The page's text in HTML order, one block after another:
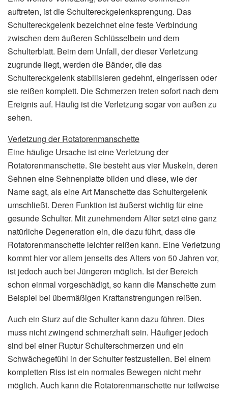
auftreten, ist die Schultereckgelenksprengung. Das
Schultereckgelenk bezeichnet eine feste Verbindung
zwischen dem äußeren Schlüsselbein und dem
Schulterblatt. Beim dem Unfall, der dieser Verletzung
zugrunde liegt, werden die Bänder, die das
Schultereckgelenk stabilisieren gedehnt, eingerissen oder
sie reißen komplett. Die Schmerzen treten sofort nach dem
Ereignis auf. Häufig ist die Verletzung sogar von außen zu
sehen.
Verletzung der Rotatorenmanschette
Eine häufige Ursache ist eine Verletzung der
Rotatorenmanschette. Sie besteht aus vier Muskeln, deren
Sehnen eine Sehnenplatte bilden und diese, wie der
Name sagt, als eine Art Manschette das Schultergelenk
umschließt. Deren Funktion ist äußerst wichtig für eine
gesunde Schulter. Mit zunehmendem Alter setzt eine ganz
natürliche Degeneration ein, die dazu führt, dass die
Rotatorenmanschette leichter reißen kann. Eine Verletzung
kommt hier vor allem jenseits des Alters von 50 Jahren vor,
ist jedoch auch bei Jüngeren möglich. Ist der Bereich
schon einmal vorgeschädigt, so kann die Manschette zum
Beispiel bei übermäßigen Kraftanstrengungen reißen.
Auch ein Sturz auf die Schulter kann dazu führen. Dies
muss nicht zwingend schmerzhaft sein. Häufiger jedoch
sind bei einer Ruptur Schulterschmerzen und ein
Schwächegefühl in der Schulter festzustellen. Bei einem
kompletten Riss ist ein normales Bewegen nicht mehr
möglich. Auch kann die Rotatorenmanschette nur teilweise